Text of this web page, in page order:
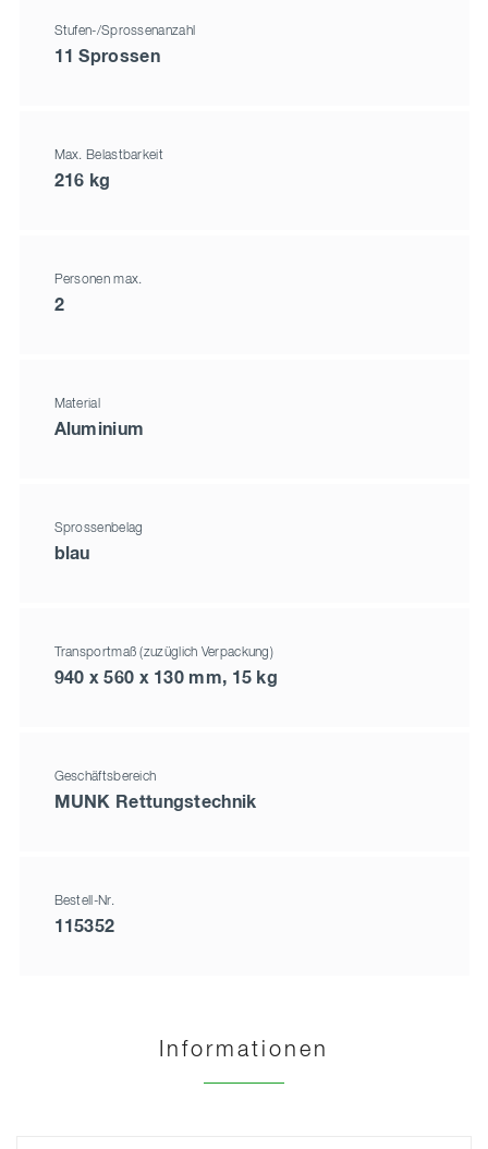
Stufen-/Sprossenanzahl
11 Sprossen
Max. Belastbarkeit
216 kg
Personen max.
2
Material
Aluminium
Sprossenbelag
blau
Transportmaß (zuzüglich Verpackung)
940 x 560 x 130 mm, 15 kg
Geschäftsbereich
MUNK Rettungstechnik
Bestell-Nr.
115352
Informationen